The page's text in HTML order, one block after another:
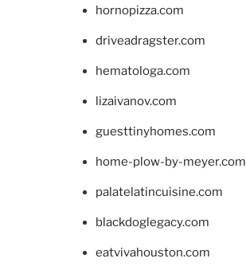
hornopizza.com
driveadragster.com
hematologa.com
lizaivanov.com
guesttinyhomes.com
home-plow-by-meyer.com
palatelatincuisine.com
blackdoglegacy.com
eatvivahouston.com